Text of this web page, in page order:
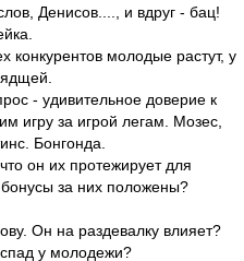
Денисов...., и вдруг - бац!
конкурентов молодые растут, у
- удивительное доверие к
игру за игрой легам. Мозес,
Бонгонда.
он их протежирует для
за них положены?
Он на раздевалку влияет?
у молодежи?